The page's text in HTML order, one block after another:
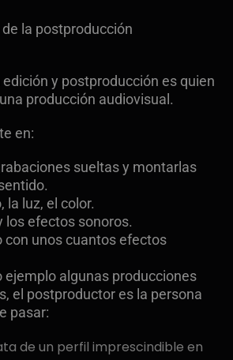
la postproducción
y postproducción es quien
producción audiovisual.
en:
sueltas y montarlas
la luz, el color.
los efectos sonoros.
con unos cuantos efectos
ejemplo algunas producciones
el postproductor es la persona
pasar:
de un perfil imprescindible en